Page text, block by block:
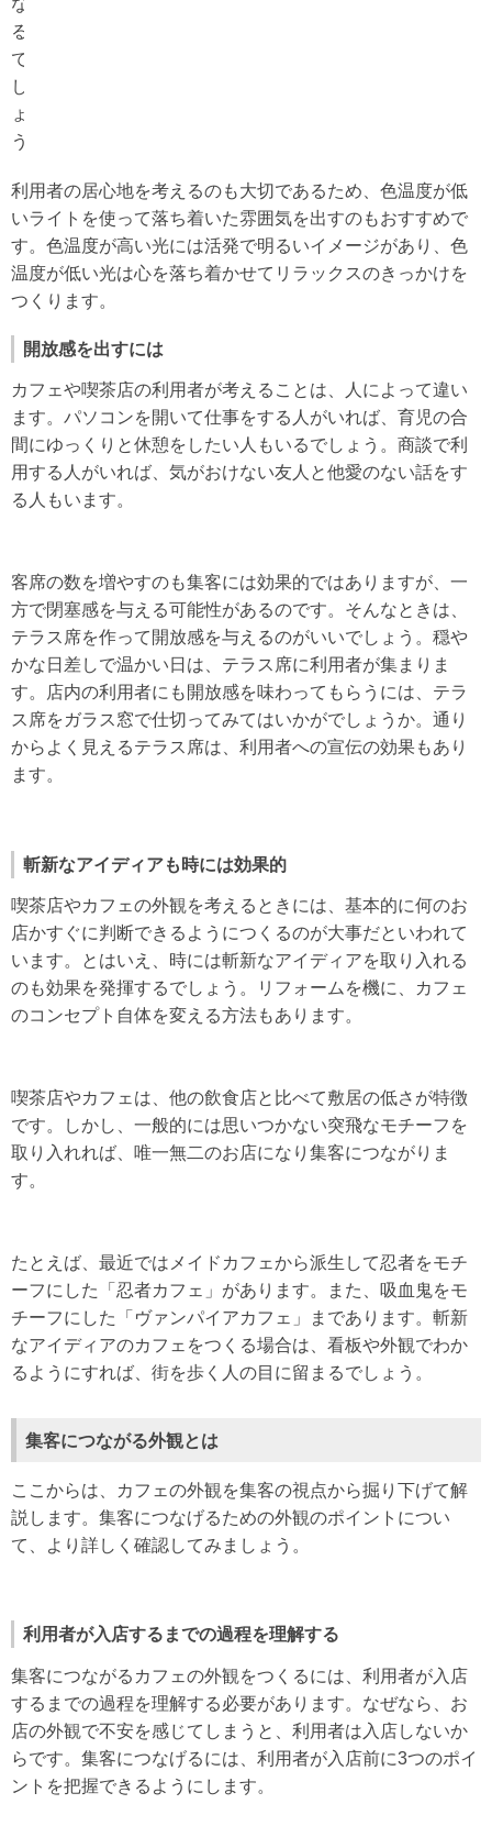
な
る
で
し
ょ
う。
利用者の居心地を考えるのも大切であるため、色温度が低
いライトを使って落ち着いた雰囲気を出すのもおすすめで
す。色温度が高い光には活発で明るいイメージがあり、色
温度が低い光は心を落ち着かせてリラックスのきっかけを
つくります。
開放感を出すには
カフェや喫茶店の利用者が考えることは、人によって違い
ます。パソコンを開いて仕事をする人がいれば、育児の合
間にゆっくりと休憩をしたい人もいるでしょう。商談で利
用する人がいれば、気がおけない友人と他愛のない話をす
る人もいます。
客席の数を増やすのも集客には効果的ではありますが、一
方で閉塞感を与える可能性があるのです。そんなときは、
テラス席を作って開放感を与えるのがいいでしょう。穏や
かな日差しで温かい日は、テラス席に利用者が集まりま
す。店内の利用者にも開放感を味わってもらうには、テラ
ス席をガラス窓で仕切ってみてはいかがでしょうか。通り
からよく見えるテラス席は、利用者への宣伝の効果もあり
ます。
斬新なアイディアも時には効果的
喫茶店やカフェの外観を考えるときには、基本的に何のお
店かすぐに判断できるようにつくるのが大事だといわれて
います。とはいえ、時には斬新なアイディアを取り入れる
のも効果を発揮するでしょう。リフォームを機に、カフェ
のコンセプト自体を変える方法もあります。
喫茶店やカフェは、他の飲食店と比べて敷居の低さが特徴
です。しかし、一般的には思いつかない突飛なモチーフを
取り入れれば、唯一無二のお店になり集客につながりま
す。
たとえば、最近ではメイドカフェから派生して忍者をモチ
ーフにした「忍者カフェ」があります。また、吸血鬼をモ
チーフにした「ヴァンパイアカフェ」まであります。斬新
なアイディアのカフェをつくる場合は、看板や外観でわか
るようにすれば、街を歩く人の目に留まるでしょう。
集客につながる外観とは
ここからは、カフェの外観を集客の視点から掘り下げて解
説します。集客につなげるための外観のポイントについ
て、より詳しく確認してみましょう。
利用者が入店するまでの過程を理解する
集客につながるカフェの外観をつくるには、利用者が入店
するまでの過程を理解する必要があります。なぜなら、お
店の外観で不安を感じてしまうと、利用者は入店しないか
らです。集客につなげるには、利用者が入店前に3つのポイ
ントを把握できるようにします。